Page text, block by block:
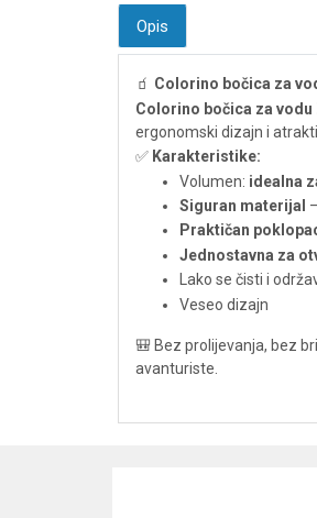
Opis
🧃 Colorino bočica za
Colorino bočica za vodu
ergonomski dizajn i
✅ Karakteristike:
Volumen: idealna
Siguran materijal
Praktičan
Jednostavna za
Lako se čisti i
Veseo dizajn
🎒 Bez prolijevanja, bez
avanturiste.